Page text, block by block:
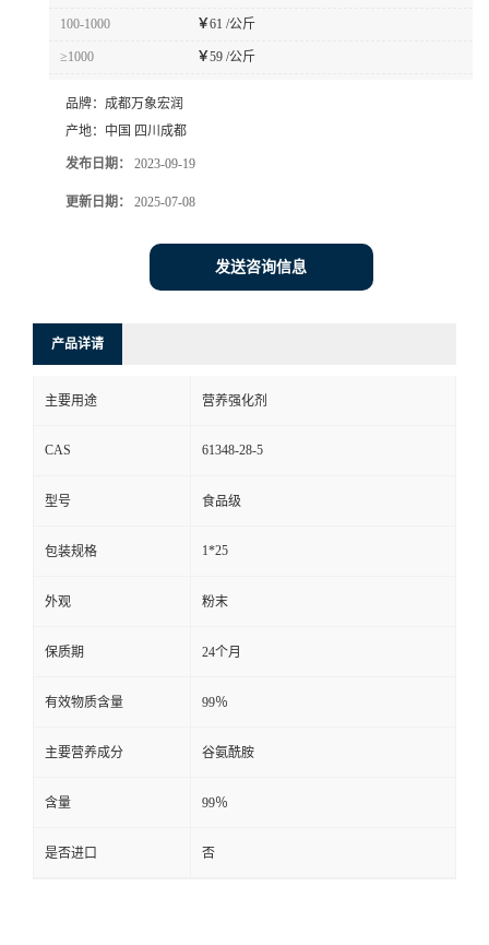
100-1000 ￥61 /公斤
≥1000 ￥59 /公斤
品牌： 成都万象宏润
产地： 中国 四川成都
发布日期： 2023-09-19
更新日期： 2025-07-08
发送咨询信息
产品详请
主要用途 营养强化剂
CAS 61348-28-5
型号 食品级
包装规格 1*25
外观 粉末
保质期 24个月
有效物质含量 99％
主要营养成分 谷氨酰胺
含量 99％
是否进口 否